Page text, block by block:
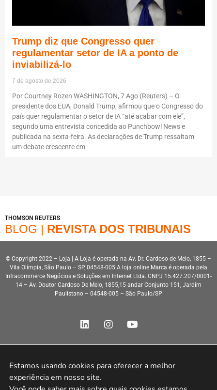
Trump diz que Congresso quer
regulamentar setor de IA a ponto de
inviabilizá-lo
7 de agosto de 2026
Por Courtney Rozen WASHINGTON, 7 Ago (Reuters) – O
presidente dos EUA, Donald Trump, afirmou que o Congresso do
país quer regulamentar o setor de IA “até acabar com ele”,
segundo uma entrevista concedida ao Punchbowl News e
publicada na sexta-feira. As declarações de Trump ressaltam
um debate crescente em
THOMSON REUTERS
BLOG | REVISTA DOS TRIBUNAIS
© Copyright 2022 – Loja | A Loja é operada na Av. Dr. Cardoso de Melo, 1855 –
Vila Olímpia, São Paulo – SP, 04548-005.A loja online Marca é operada pela
Infracommerce Negócios e Soluções em Internet Ltda. CNPJ 15.427.207/0001-
14 – Av. Doutor Cardoso De Melo, 1855,15 andar Conjunto 151, Jardim
Paulistano – 04548-005 – São Paulo/SP.
Desenvolvimento HeroStar
Estamos usando cookies para oferecer a melhor
experiência em nosso site.